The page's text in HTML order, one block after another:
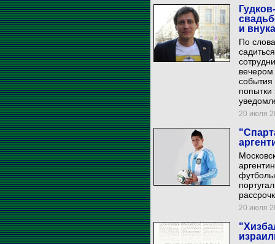
и внука
По
события
20 июля
20 июля